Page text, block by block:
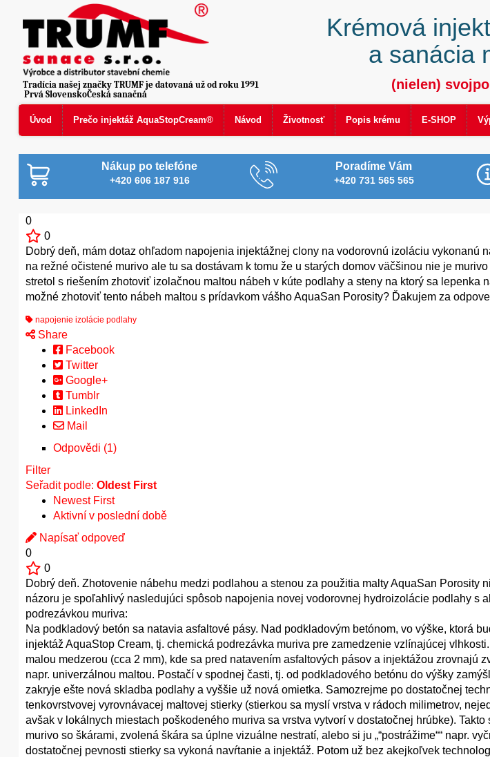
Úvod Prečo injektáž AquaStopCream® Návod Životnosť Popis krému E-SHOP
Prvá SlovenskoČeská sanačná
Krémová
a sanácia
(nielen)
Tradícia našej značky TRUMF je datovaná už od roku 1991
Nákup po telefóne
+420 606 187 916
Poradíme Vám
+420 731 565 565
0
0
Dobrý deň, mám dotaz ohľadom napojenia injektážnej clony na vodorovnú izoláciu vykonanú
na režné očistené murivo ale tu sa dostávam k tomu že u starých domov väčšinou nie je
stretol s riešením zhotoviť izolačnou maltou nábeh v kúte podlahy a steny na ktorý sa lepenka
možné zhotoviť tento nábeh maltou s prídavkom vášho AquaSan Porosity? Ďakujem za
napojenie izolácie podlahy
Share
Facebook
Twitter
Google+
Tumblr
LinkedIn
Mail
Odpovědi (1)
Filter
Seřadit podle: Oldest First
Newest First
Aktivní v poslední době
Napísať odpoveď
0
0
Dobrý deň. Zhotovenie nábehu medzi podlahou a stenou za použitia malty AquaSan Porosity
názoru je spoľahlivý nasledujúci spôsob napojenia novej vodorovnej hydroizolácie podlahy s
podrezávkou muriva:
Na podkladový betón sa natavia asfaltové pásy. Nad podkladovým betónom, vo výške, ktorá
injektáž AquaStop Cream, tj. chemická podrezávka muriva pre zamedzenie vzlínajúcej
malou medzerou (cca 2 mm), kde sa pred natavením asfaltových pásov a injektážou zrovnajú
napr. univerzálnou maltou. Postačí v spodnej časti, tj. od podkladového betónu do výšky
zakryje ešte nová skladba podlahy a vyššie už nová omietka. Samozrejme po dostatočnej
tenkovrstvovej vyrovnávacej maltovej stierky (stierkou sa myslí vrstva v rádoch milimetrov,
avšak v lokálnych miestach poškodeného muriva sa vrstva vytvorí v dostatočnej hrúbke).
murivo so škárami, zvolená škára sa úplne vizuálne nestratí, alebo si ju „“postrážime““ napr.
dostatočnej pevnosti stierky sa vykoná navŕtanie a injektáž. Potom už bez akejkoľvek